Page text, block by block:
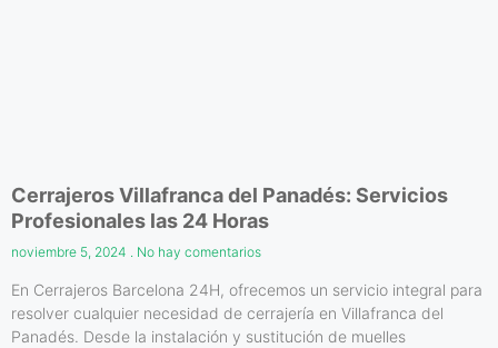
Cerrajeros Villafranca del Panadés: Servicios
Profesionales las 24 Horas
noviembre 5, 2024 No hay comentarios
En Cerrajeros Barcelona 24H, ofrecemos un servicio integral para
resolver cualquier necesidad de cerrajería en Villafranca del
Panadés. Desde la instalación y sustitución de muelles